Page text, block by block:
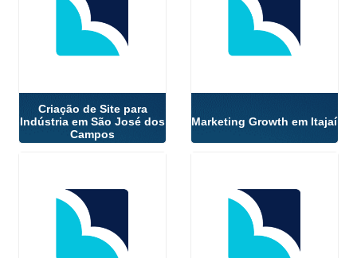
Criação de Site para
Indústria em São José dos
Campos
Marketing Growth em Itajaí